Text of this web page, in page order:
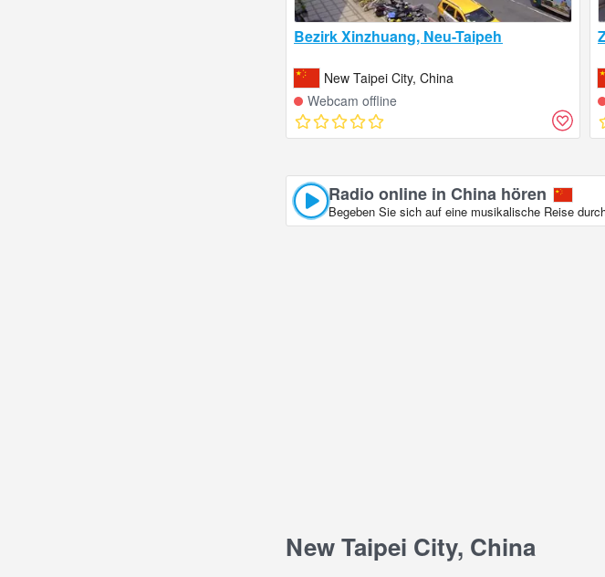
Bezirk Xinzhuang, Neu-Taipeh
New Taipei City, China
Webcam offline
Radio online in China hören
Begeben Sie sich auf eine musikalische Reise
New Taipei City, China